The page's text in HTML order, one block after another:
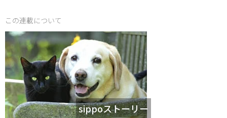
この連載について
sippoストーリー